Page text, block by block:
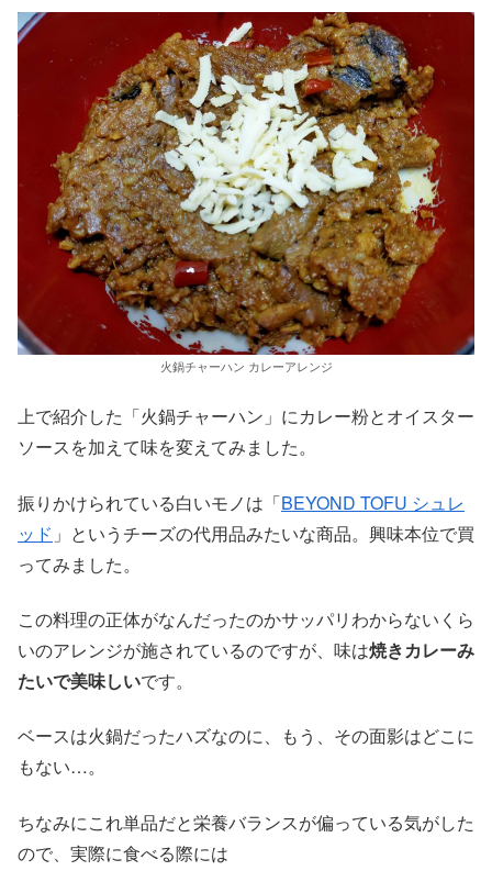
火鍋チャーハン カレーアレンジ
上で紹介した「火鍋チャーハン」にカレー粉とオイスター
ソースを加えて味を変えてみました。
振りかけられている白いモノは「BEYOND TOFU シュレ
ッド 」というチーズの代用品みたいな商品。興味本位で買
ってみました。
この料理の正体がなんだったのかサッパリわからないくら
いのアレンジが施されているのですが、味は焼きカレーみ
たいで美味しいです。
ベースは火鍋だったハズなのに、もう、その面影はどこに
もない…。
ちなみにこれ単品だと栄養バランスが偏っている気がした
ので、実際に食べる際には